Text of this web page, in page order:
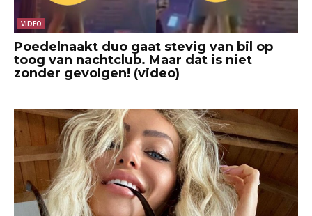
VIDEO
Poedelnaakt duo gaat stevig van bil op
toog van nachtclub. Maar dat is niet
zonder gevolgen! (video)